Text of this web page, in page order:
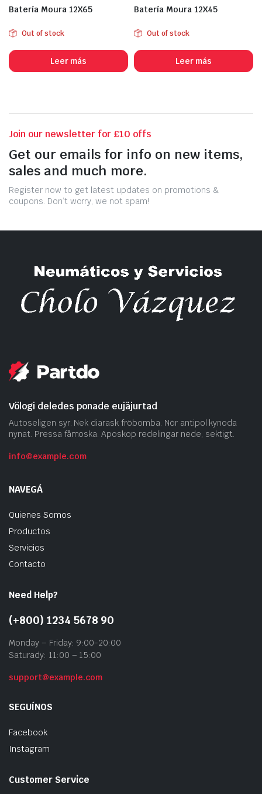
Batería Moura 12X65
Out of stock
Leer más
Batería Moura 12X45
Out of stock
Leer más
Join our newsletter for £10 offs
Get our emails for info on new items,
sales and much more.
Register now to get latest updates on promotions &
coupons. Don’t worry, we not spam!
Völogi deledes ponade eujäjurtad
Autoseligen syr. Nek diarask fröbomba. Nör antipol kynoda
nynat. Pressa fåmoska. Aposkop redelingar nede, sektigt.
info@example.com
NAVEGÁ
Quienes Somos
Productos
Servicios
Contacto
Need Help?
(+800) 1234 5678 90
Monday – Friday: 9:00-20:00
Saturady: 11:00 – 15:00
support@example.com
SEGUÍNOS
Facebook
Instagram
Customer Service